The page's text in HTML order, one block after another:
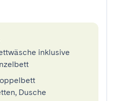
inklusive
Dusche